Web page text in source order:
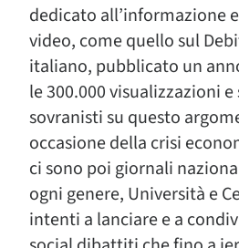
dedicato all’informazione
video, come quello sul
italiano, pubblicato un
le 300.000 visualizzazioni
sovranisti su questo
occasione della crisi
ci sono poi giornali
ogni genere, Università e
intenti a lanciare e a